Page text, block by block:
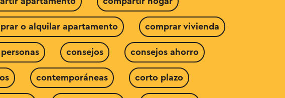
o alquilar apartamento comprar vivienda
consejos consejos ahorro
contemporáneas corto plazo